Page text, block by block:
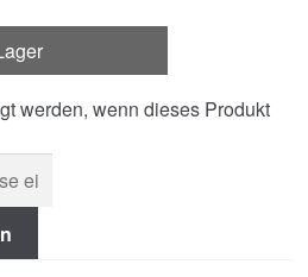
werden, wenn dieses Produkt